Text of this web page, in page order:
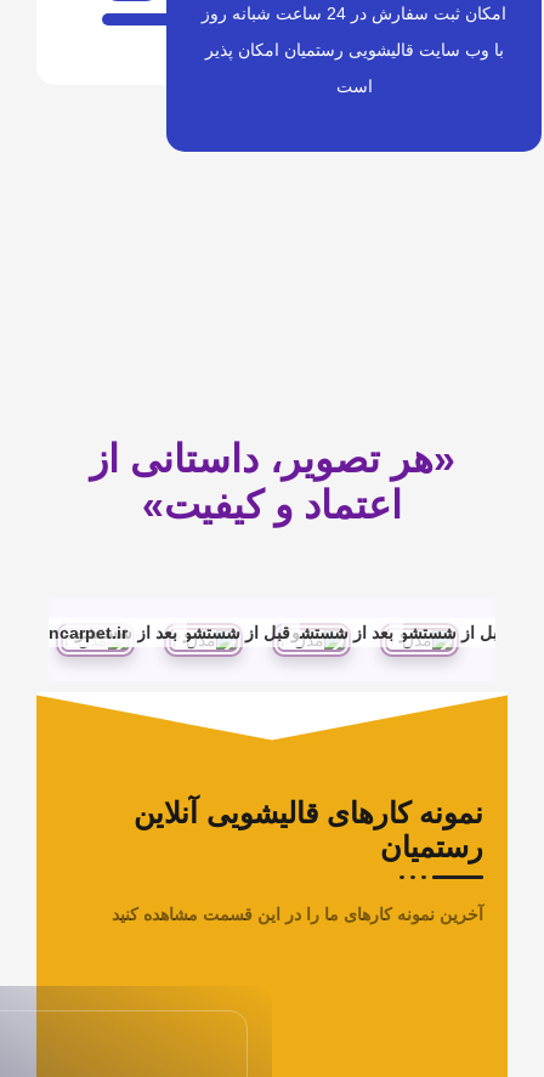
امکان ثبت سفارش در 24 ساعت شبانه روز
رستمیان امکان پذیر
تصویر، داستانی از
اعتماد و کیفیت»
بعد از شستشوقبل از شستشو بعد از شستشوrostamiyancarpet.ir
قالیشویی آنلاین
کارهای ما را در این قسمت مشاهده کنید